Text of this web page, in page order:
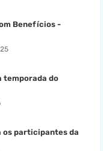
Benefícios -
temporada do
os participantes da